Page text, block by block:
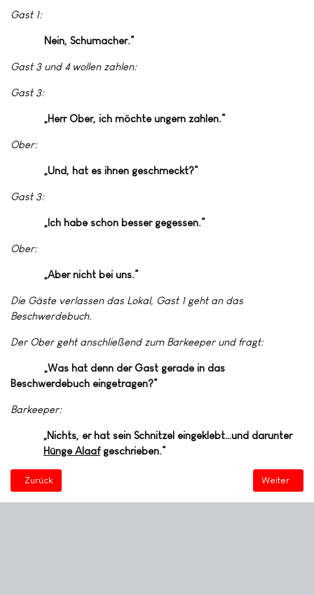
Gast 1:
Nein, Schumacher.“
Gast 3 und 4 wollen zahlen:
Gast 3:
„Herr Ober, ich möchte ungern zahlen.“
Ober:
„Und, hat es ihnen geschmeckt?“
Gast 3:
„Ich habe schon besser gegessen.“
Ober:
„Aber nicht bei uns.“
Die Gäste verlassen das Lokal, Gast 1 geht an das
Beschwerdebuch.
Der Ober geht anschließend zum Barkeeper und fragt:
„Was hat denn der Gast gerade in das
Beschwerdebuch eingetragen?“
Barkeeper:
„Nichts, er hat sein Schnitzel eingeklebt…und darunter
Hünge Alaafgeschrieben.“
Vorheriger Beitrag: Das Schachspiel
Zurück Nächster
Weiter